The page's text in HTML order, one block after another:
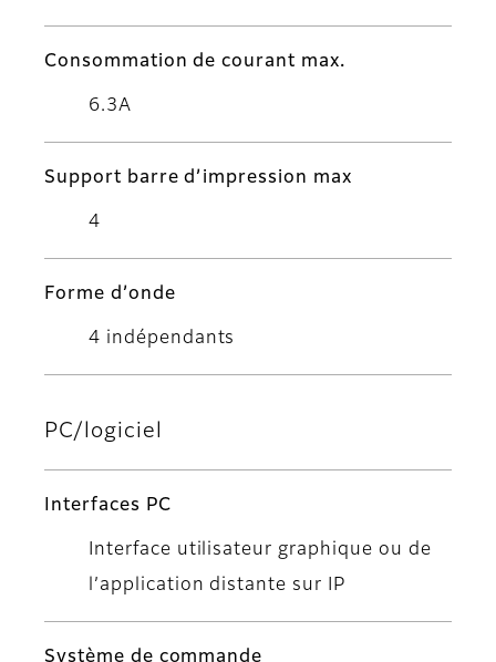
Consommation de courant max.
6.3A
Support barre d’impression max
4
Forme d’onde
4 indépendants
PC/logiciel
Interfaces PC
Interface utilisateur graphique ou de
l’application distante sur IP
Système de commande